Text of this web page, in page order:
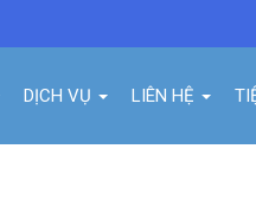
DỊCH VỤ LIÊN HỆ